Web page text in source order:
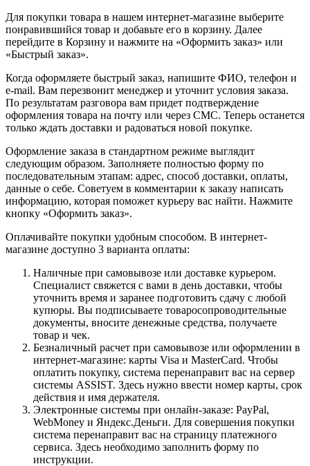
Для покупки товара в нашем интернет-магазине выберите
понравившийся товар и добавьте его в корзину. Далее
перейдите в Корзину и нажмите на «Оформить заказ» или
«Быстрый заказ».
Когда оформляете быстрый заказ, напишите ФИО, телефон и
e-mail. Вам перезвонит менеджер и уточнит условия заказа.
По результатам разговора вам придет подтверждение
оформления товара на почту или через СМС. Теперь останется
только ждать доставки и радоваться новой покупке.
Оформление заказа в стандартном режиме выглядит
следующим образом. Заполняете полностью форму по
последовательным этапам: адрес, способ доставки, оплаты,
данные о себе. Советуем в комментарии к заказу написать
информацию, которая поможет курьеру вас найти. Нажмите
кнопку «Оформить заказ».
Оплачивайте покупки удобным способом. В интернет-
магазине доступно 3 варианта оплаты:
Наличные при самовывозе или доставке курьером.
Специалист свяжется с вами в день доставки, чтобы
уточнить время и заранее подготовить сдачу с любой
купюры. Вы подписываете товаросопроводительные
документы, вносите денежные средства, получаете
товар и чек.
Безналичный расчет при самовывозе или оформлении в
интернет-магазине: карты Visa и MasterCard. Чтобы
оплатить покупку, система перенаправит вас на сервер
системы ASSIST. Здесь нужно ввести номер карты, срок
действия и имя держателя.
Электронные системы при онлайн-заказе: PayPal,
WebMoney и Яндекс.Деньги. Для совершения покупки
система перенаправит вас на страницу платежного
сервиса. Здесь необходимо заполнить форму по
инструкции.